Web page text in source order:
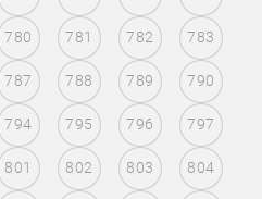
780 781 782 783
787 788 789 790
794 795 796 797
801 802 803 804